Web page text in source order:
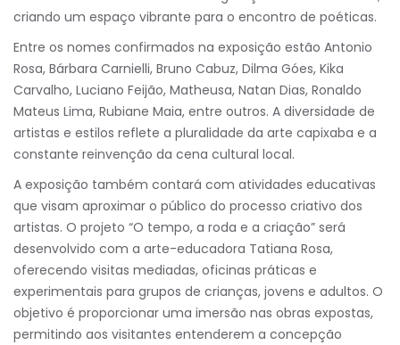
criando um espaço vibrante para o encontro de poéticas.
Entre os nomes confirmados na exposição estão Antonio
Rosa, Bárbara Carnielli, Bruno Cabuz, Dilma Góes, Kika
Carvalho, Luciano Feijão, Matheusa, Natan Dias, Ronaldo
Mateus Lima, Rubiane Maia, entre outros. A diversidade de
artistas e estilos reflete a pluralidade da arte capixaba e a
constante reinvenção da cena cultural local.
A exposição também contará com atividades educativas
que visam aproximar o público do processo criativo dos
artistas. O projeto “O tempo, a roda e a criação” será
desenvolvido com a arte-educadora Tatiana Rosa,
oferecendo visitas mediadas, oficinas práticas e
experimentais para grupos de crianças, jovens e adultos. O
objetivo é proporcionar uma imersão nas obras expostas,
permitindo aos visitantes entenderem a concepção